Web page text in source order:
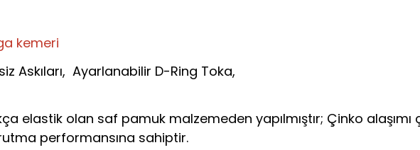
kemeri
Askıları, Ayarlanabilir D-Ring Toka,
elastik olan saf pamuk malzemeden yapılmıştır; Çinko
performansına sahiptir.